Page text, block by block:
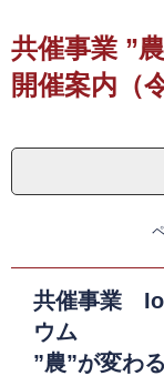
文共催事業 ”
開催案内（
共催事業
ウム
”農”が変わ